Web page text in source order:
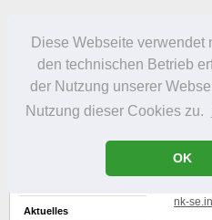
Diese Webseite verwendet
den technischen Betrieb
der Nutzung unserer
Nutzung dieser Cookies zu.
OK
Portrait Freizeit
Aktuelles
nk-